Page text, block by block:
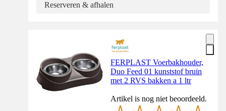
Reserveren & afhalen
FERPLAST Voerbakhouder,
Duo Feed 01 kunststof bruin
met 2 RVS bakken a 1 ltr
Artikel is nog niet beoordeeld.